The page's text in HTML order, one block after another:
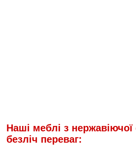
Наші меблі з нержавіючої
безліч переваг: